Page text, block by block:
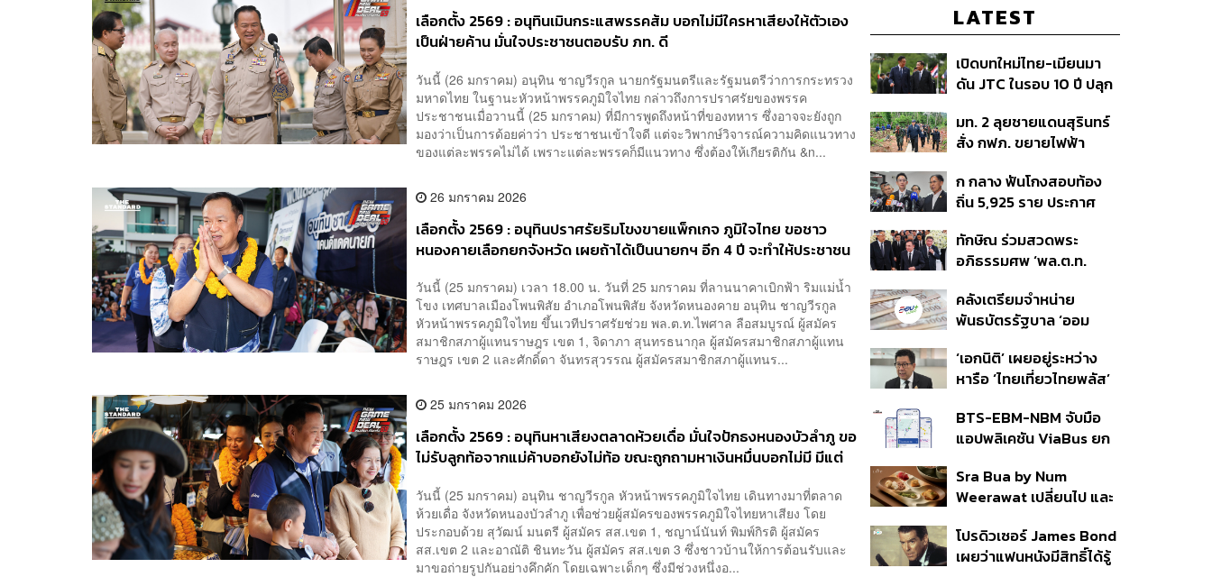
เลือกตั้ง 2569 : อนุทินเมินกระแสพรรคส้ม บอกไม่มีใครหาเสียงให้ตัวเอง
เป็นฝ่ายค้าน มั่นใจประชาชนตอบรับ ภท. ดี
วันนี้ (26 มกราคม) อนุทิน ชาญวีรกูล นายกรัฐมนตรีและรัฐมนตรีว่าการกระทรวง
มหาดไทย ในฐานะหัวหน้าพรรคภูมิใจไทย กล่าวถึงการปราศรัยของพรรค
ประชาชนเมื่อวานนี้ (25 มกราคม) ที่มีการพูดถึงหน้าที่ของทหาร ซึ่งอาจจะยังถูก
มองว่าเป็นการด้อยค่าว่า ประชาชนเข้าใจดี แต่จะวิพากษ์วิจารณ์ความคิดแนวทาง
ของแต่ละพรรคไม่ได้ เพราะแต่ละพรรคก็มีแนวทาง ซึ่งต้องให้เกียรติกัน &n...
26 มกราคม 2026
เลือกตั้ง 2569 : อนุทินปราศรัยริมโขงขายแพ็กเกจ ภูมิใจไทย ขอชาว
หนองคายเลือกยกจังหวัด เผยถ้าได้เป็นนายกฯ อีก 4 ปี จะทำให้ประชาชน
วันนี้ (25 มกราคม) เวลา 18.00 น. วันที่ 25 มกราคม ที่ลานนาคาเบิกฟ้า ริมแม่น้ำ
โขง เทศบาลเมืองโพนพิสัย อำเภอโพนพิสัย จังหวัดหนองคาย อนุทิน ชาญวีรกูล
หัวหน้าพรรคภูมิใจไทย ขึ้นเวทีปราศรัยช่วย พล.ต.ท.ไพศาล ลือสมบูรณ์ ผู้สมัคร
สมาชิกสภาผู้แทนราษฎร เขต 1, จิดาภา สุนทรธนากุล ผู้สมัครสมาชิกสภาผู้แทน
ราษฎร เขต 2 และศักดิ์ดา จันทรสุวรรณ ผู้สมัครสมาชิกสภาผู้แทนร...
25 มกราคม 2026
เลือกตั้ง 2569 : อนุทินหาเสียงตลาดห้วยเดื่อ มั่นใจปักธงหนองบัวลำภู ขอ
ไม่รับลูกท้อจากแม่ค้าบอกยังไม่ท้อ ขณะถูกถามหาเงินหมื่นบอกไม่มี มีแต่
วันนี้ (25 มกราคม) อนุทิน ชาญวีรกูล หัวหน้าพรรคภูมิใจไทย เดินทางมาที่ตลาด
ห้วยเดื่อ จังหวัดหนองบัวลำภู เพื่อช่วยผู้สมัครของพรรคภูมิใจไทยหาเสียง โดย
ประกอบด้วย สุวัฒน์ มนตรี ผู้สมัคร สส.เขต 1, ชญาน์นันท์ พิมพ์กิรติ ผู้สมัคร
สส.เขต 2 และอาณัติ ชินทะวัน ผู้สมัคร สส.เขต 3 ซึ่งชาวบ้านให้การต้อนรับและ
มาขอถ่ายรูปกันอย่างคึกคัก โดยเฉพาะเด็กๆ ซึ่งมีช่วงหนึ่งอ...
LATEST
เปิดบทใหม่ไทย-เมียนมา
ดัน JTC ในรอบ 10 ปี ปลุก
ชายแดน ท่าเรือน้ำลึก
ทวาย
มท. 2 ลุยชายแดนสุรินทร์
สั่ง กฟภ. ขยายไฟฟ้า
350’ เสริมความมั่นคง
ชายแดน
ก กลาง ฟันโกงสอบท้อง
ถิ่น 5,925 ราย ประกาศ
ราย รอ ป.ป.ช. ขีดเส้นแล้ว
เสร็จ 31 ส.ค.
ทักษิณ ร่วมสวดพระ
อภิธรรมศพ ‘พล.ต.ท.
สิน’ สิริอายุ 103 ปี แกนนำ
เพื่อไทย-บุคคลหลาก
คลังเตรียมจำหน่าย
พันธบัตรรัฐบาล ‘ออม
ก.ย.นี้ อาจเพิ่มสัดส่วนการ
ขายแบบ Small Lot First
‘เอกนิติ’ เผยอยู่ระหว่าง
หารือ ‘ไทยเที่ยวไทยพลัส’
แสนล้าน มั่นใจงบต่อ ‘ไทย
ช่วยไทย พลัส’ เฟส 2 มี
BTS-EBM-NBM จับมือ
แอปพลิเคชัน ViaBus ยก
รถไฟฟ้า 3 สายแบบเรียล
ไทม์
Sra Bua by Num
Weerawat เปลี่ยนไป และ
ไปอีกครั้ง
โปรดิวเซอร์ James Bond
เผยว่าแฟนหนังมีสิทธิ์ได้รู้